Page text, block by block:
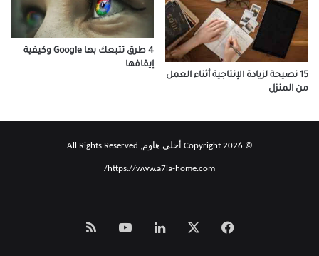
15 نصيحة لزيادة الإنتاجية أثناء العمل
من المنزل
4 طرق تتبعك بها Google وكيفية
إيقافها
© Copyright 2026 أحلى هاوم, All Rights Reserved
https://www.a7la-home.com/
فيسبوك لينكدإن‫YouTube
Smart